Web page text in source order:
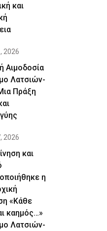
και
2026
Αιμοδοσία
Λατσιών-
Πράξη
2026
και
η
«Κάθε
καημός…»
Λατσιών-